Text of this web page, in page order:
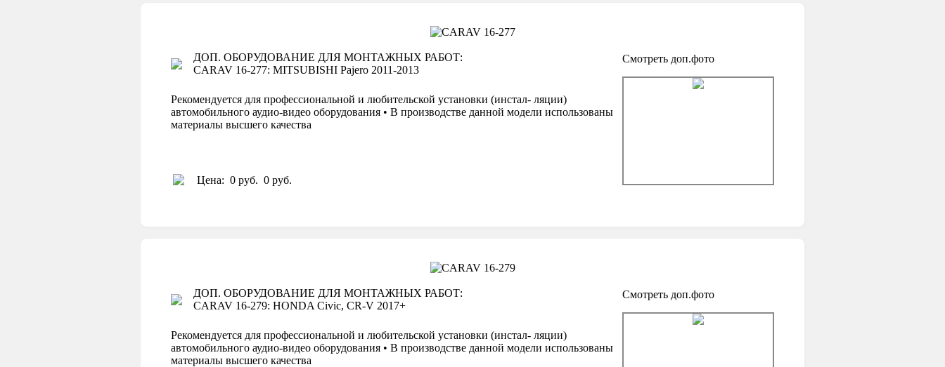
ДОП. ОБОРУДОВАНИЕ ДЛЯ МОНТАЖНЫХ РАБОТ:
CARAV 16-277: MITSUBISHI Pajero 2011-2013
Смотреть доп.фото
Рекомендуется для профессиональной и любительской установки (инстал- ляции)
автомобильного аудио-видео оборудования • В производстве данной модели использованы
материалы высшего качества
Цена: 0 руб. 0 руб.
ДОП. ОБОРУДОВАНИЕ ДЛЯ МОНТАЖНЫХ РАБОТ:
CARAV 16-279: HONDA Civic, CR-V 2017+
Смотреть доп.фото
Рекомендуется для профессиональной и любительской установки (инстал- ляции)
автомобильного аудио-видео оборудования • В производстве данной модели использованы
материалы высшего качества